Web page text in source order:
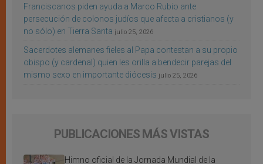
Franciscanos piden ayuda a Marco Rubio ante
persecución de colonos judíos que afecta a cristianos (y
no sólo) en Tierra Santa julio 25, 2026
Sacerdotes alemanes fieles al Papa contestan a su propio
obispo (y cardenal) quien les orilla a bendecir parejas del
mismo sexo en importante diócesis julio 25, 2026
PUBLICACIONES MÁS VISTAS
Himno oficial de la Jornada Mundial de la